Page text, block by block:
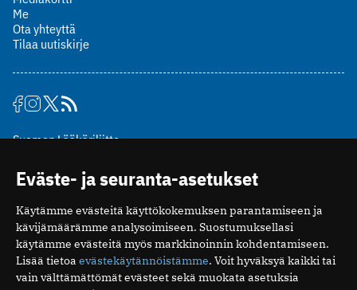
Me
Ota yhteyttä
Tilaa uutiskirje
Suomen Lääkäriliitto
00510 Helsinki
puh. (09) 393 091
toimitus@potilaanlaakarilehti.fi
ISSN 2323-9476
Eväste- ja seuranta-asetukset
Käytämme evästeitä käyttökokemuksen parantamiseen ja
kävijämäärämme analysoimiseen. Suostumuksellasi
käytämme evästeitä myös markkinoinnin kohdentamiseen.
Lisää tietoa evästekäytännöistämme. Voit hyväksyä kaikki tai
vain välttämättömät evästeet sekä muokata asetuksia